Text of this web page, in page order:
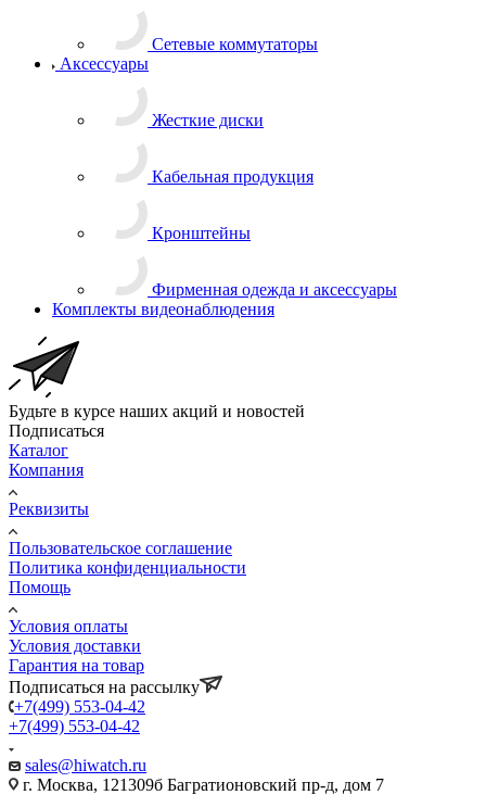
Сетевые коммутаторы
Аксессуары
Жесткие диски
Кабельная продукция
Кронштейны
Фирменная одежда и аксессуары
Комплекты видеонаблюдения
Будьте в курсе наших акций и новостей
Подписаться
Каталог
Компания
Реквизиты
Пользовательское соглашение
Политика конфиденциальности
Помощь
Условия оплаты
Условия доставки
Гарантия на товар
Подписаться на рассылку
+7(499) 553-04-42
+7(499) 553-04-42
sales@hiwatch.ru
г. Москва, 121309б Багратионовский пр-д, дом 7